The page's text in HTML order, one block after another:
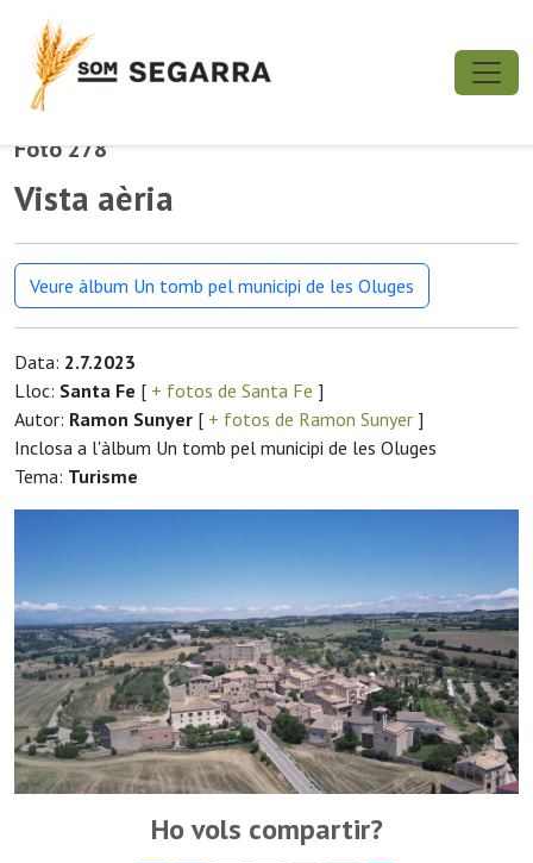
Foto 278
Vista aèria
Veure àlbum Un tomb pel municipi de les Oluges
Data: 2.7.2023
Lloc: Santa Fe [ + fotos de Santa Fe ]
Autor: Ramon Sunyer [ + fotos de Ramon Sunyer ]
Inclosa a l'àlbum Un tomb pel municipi de les Oluges
Tema: Turisme
Ho vols compartir?